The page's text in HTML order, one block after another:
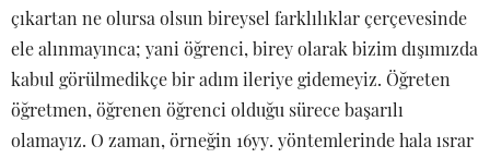
çıkartan ne olursa olsun bireysel farklılıklar çerçevesinde
ele alınmayınca; yani öğrenci, birey olarak bizim dışımızda
kabul görülmedikçe bir adım ileriye gidemeyiz. Öğreten
öğretmen, öğrenen öğrenci olduğu sürece başarılı
olamayız. O zaman, örneğin 16yy. yöntemlerinde hala ısrar